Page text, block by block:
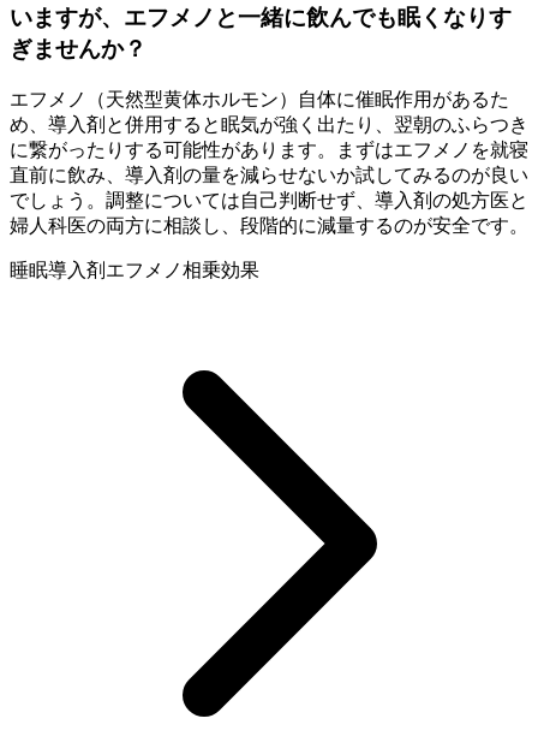
いますが、エフメノと一緒に飲んでも眠くなりす
ぎませんか？
エフメノ（天然型黄体ホルモン）自体に催眠作用があるた
め、導入剤と併用すると眠気が強く出たり、翌朝のふらつき
に繋がったりする可能性があります。まずはエフメノを就寝
直前に飲み、導入剤の量を減らせないか試してみるのが良い
でしょう。調整については自己判断せず、導入剤の処方医と
婦人科医の両方に相談し、段階的に減量するのが安全です。
睡眠導入剤 エフメノ相乗効果